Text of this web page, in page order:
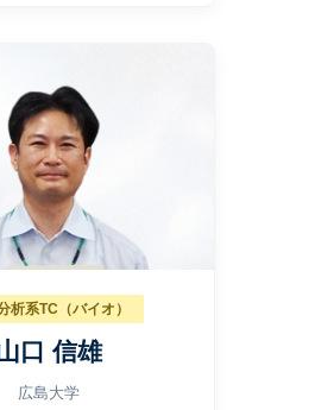
析系TC（バイオ）
口 信雄
広島大学